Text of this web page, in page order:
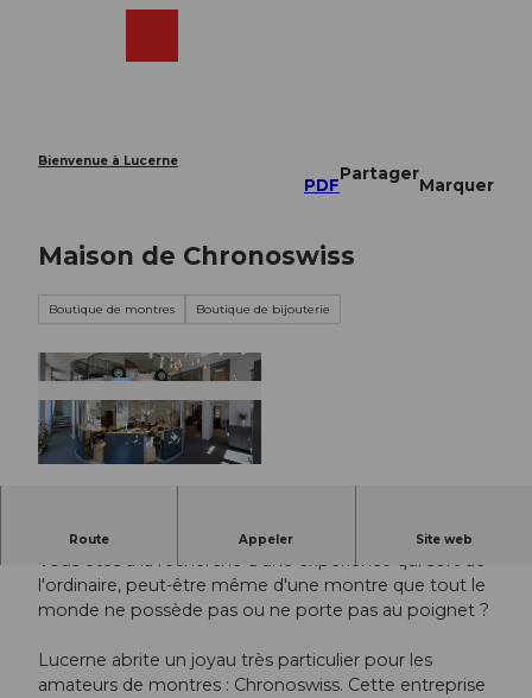
Bienvenue à Lucerne
PDF
Partager
Marquer
Maison de Chronoswiss
Boutique de montres Boutique de bijouterie
Route Appeler Site web
Vous êtes fasciné par les montres mécaniques ?
Vous êtes à la recherche d'une expérience qui sort de
l'ordinaire, peut-être même d'une montre que tout le
monde ne possède pas ou ne porte pas au poignet ?
Lucerne abrite un joyau très particulier pour les
amateurs de montres : Chronoswiss. Cette entreprise